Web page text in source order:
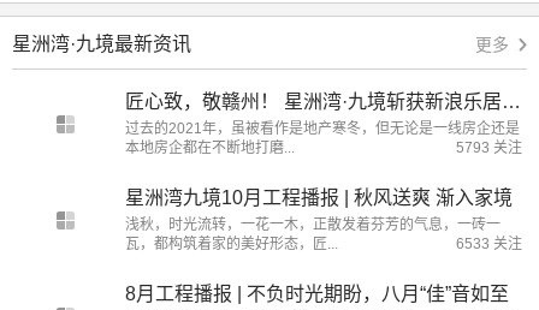
星洲湾·九境最新资讯 更多
匠心致，敬赣州！ 星洲湾·九境斩获新浪乐居“2021年度赣州市心仪楼盘”大奖
过去的2021年，虽被看作是地产寒冬，但无论是一线房企还是
本地房企都在不断地打磨...
5793 关注
星洲湾九境10月工程播报 | 秋风送爽 渐入家境
浅秋，时光流转，一花一木，正散发着芬芳的气息，一砖一
瓦，都构筑着家的美好形态，匠...
6533 关注
8月工程播报 | 不负时光期盼，八月“佳”音如至